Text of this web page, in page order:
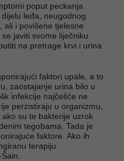
poput peckanja
leđa, neugodnog
ali i povišene tjelesne
javiti svome liječniku
na pretrage krvi i urina
faktori upale, a to
zaostajanje urina bilo u
infekcije najčešće ne
perzistiraju u organizmu,
su te bakterije uzrok
tegobama. Tada je
faktore. Ako ih
terapiju